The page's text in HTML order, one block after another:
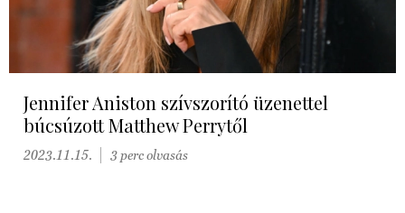
Jennifer Aniston szívszorító üzenettel
búcsúzott Matthew Perrytől
2023.11.15. 3 perc olvasás